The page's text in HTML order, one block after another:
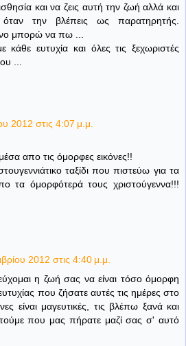
και να ζεις αυτή την ζωή αλλά και
την βλέπεις ως παρατηρητής.
μπορώ να πω ...
ευτυχία και όλες τις ξεχωριστές
...
2012 στις 4:07 μ.μ.
απο τις όμορφες εικόνες!!
ταξίδι που πιστεύω για τα
τα όμορφότερά τους χριστούγεννα!!!
2012 στις 4:40 μ.μ.
η ζωή σας να είναι τόσο όμορφη
που ζήσατε αυτές τις ημέρες στο
είναι μαγευτικές, τις βλέπω ξανά και
που μας πήρατε μαζί σας σ' αυτό